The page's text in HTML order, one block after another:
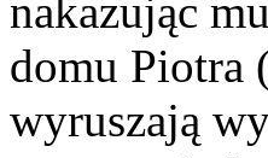
nakazując
domu Piotra
wyruszają